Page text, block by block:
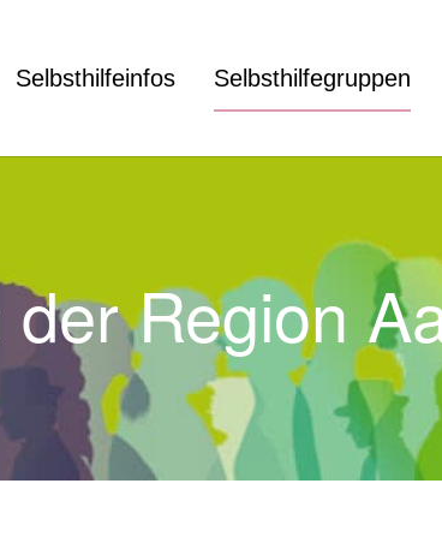
Selbsthilfeinfos Selbsthilfegruppen
Region